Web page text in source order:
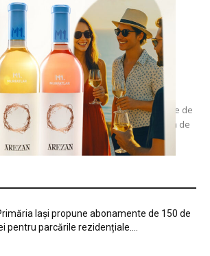
Femeiee
au avut o mare
găsit...
pe aeroportul din Madrid. O femeie de
sub perucă aproape un kilogram de
Iași propune abonamente de 150 de
pentru parcările rezidențiale....